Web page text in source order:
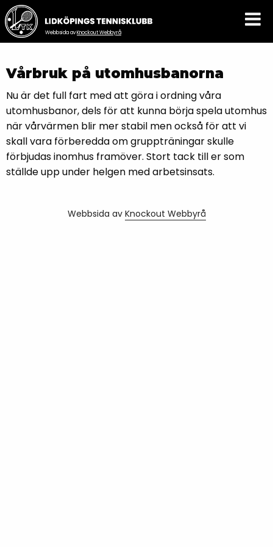
Webbsida avKnockout Webbyrå
Vårbruk på utomhusbanorna
Nu är det full fart med att göra i ordning våra
utomhusbanor, dels för att kunna börja spela utomhus
när vårvärmen blir mer stabil men också för att vi
skall vara förberedda om gruppträningar skulle
förbjudas inomhus framöver. Stort tack till er som
ställde upp under helgen med arbetsinsats.
Webbsida av Knockout Webbyrå